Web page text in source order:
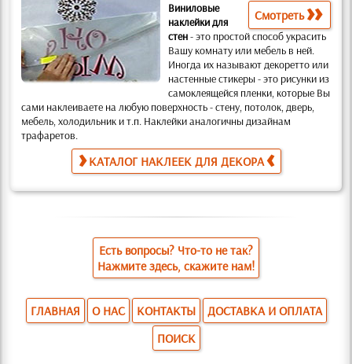
Смотреть
Виниловые
наклейки для
стен-это простой способ украсить
Вашу комнату или мебель в ней.
Иногда их называют декоретто или
настенные стикеры -это рисунки из
самоклеящейся пленки, которые Вы
сами наклеиваете на любую поверхность- стену, потолок, дверь,
мебель, холодильник и т.п. Наклейки аналогичны дизайнам
трафаретов.
КАТАЛОГ НАКЛЕЕК ДЛЯ ДЕКОРА
Есть вопросы? Что-то не так?
Нажмите здесь, скажите нам!
ГЛАВНАЯ О НАС КОНТАКТЫ
ДОСТАВКА И ОПЛАТА
ПОИСК